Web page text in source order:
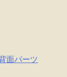
面パーツ